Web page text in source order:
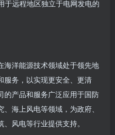
于远程地区独立于电网发电的
海洋能源技术领域处于领先地
服务，以实现更安全、更清
的产品和服务广泛应用于国防
海上风电等领域，为政府、
风电等行业提供支持。